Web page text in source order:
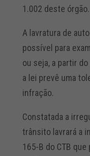
1.002 deste órgão.
A lavratura de
possível para
ou seja, a partir
a lei prevê uma
infração.
Constatada a
trânsito lavrará a
165-B do CTB